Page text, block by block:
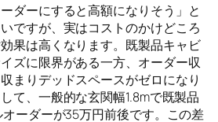
ダーにすると高額になりそう」と
ですが、実はコストのかけどころ
果は高くなります。既製品キャビ
ズに限界がある一方、オーダー収
まりデッドスペースがゼロになり
て、一般的な玄関幅1.8mで既製品
ーダーが35万円前後です。この差